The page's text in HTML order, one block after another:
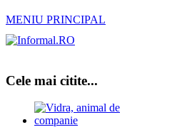
MENIU PRINCIPAL
Cele mai citite...